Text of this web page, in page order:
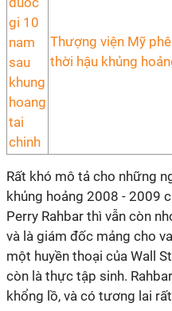
Thượng viện Mỹ
thời hậu khủng
Rất khó mô tả cho những
khủng hoảng 2008 - 2009
Perry Rahbar thì vẫn còn
và là giám đốc mảng cho
một huyền thoại của Wall
còn là thực tập sinh.
khổng lồ, và có tương lai